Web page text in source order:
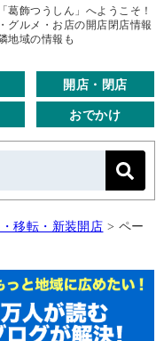
葛飾つうしん」へようこそ！
グルメ・お店の開店閉店情報
地域の情報も
開店・閉店
おでかけ
移転・新装開店 > ペー